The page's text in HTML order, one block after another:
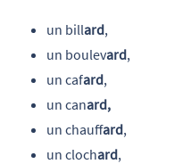
un billard,
un boulevard,
un cafard,
un canard,
un chauffard,
un clochard,